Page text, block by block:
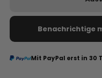
Benachrichtige
Mit PayPal erst in 30